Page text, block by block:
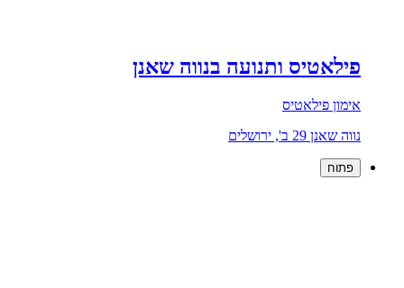
פילאטיס ותנועה בנווה שאנן
אימון פילאטיס
נווה שאנן 29 ב', ירושלים
פתוח